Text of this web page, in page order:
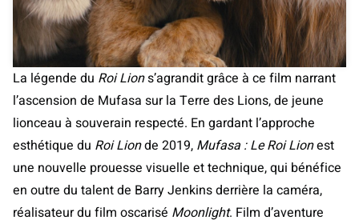
La légende du Roi Lions’agrandit grâce à ce film narrant
l’ascension de Mufasa sur la Terre des Lions, de jeune
lionceau à souverain respecté. En gardant l’approche
esthétique du Roi Lionde 2019, Mufasa : Le Roi Lionest
une nouvelle prouesse visuelle et technique, qui bénéfice
en outre du talent de Barry Jenkins derrière la caméra,
réalisateur du film oscarisé Moonlight. Film d’aventure